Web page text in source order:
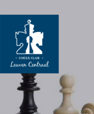
naar
inhoud